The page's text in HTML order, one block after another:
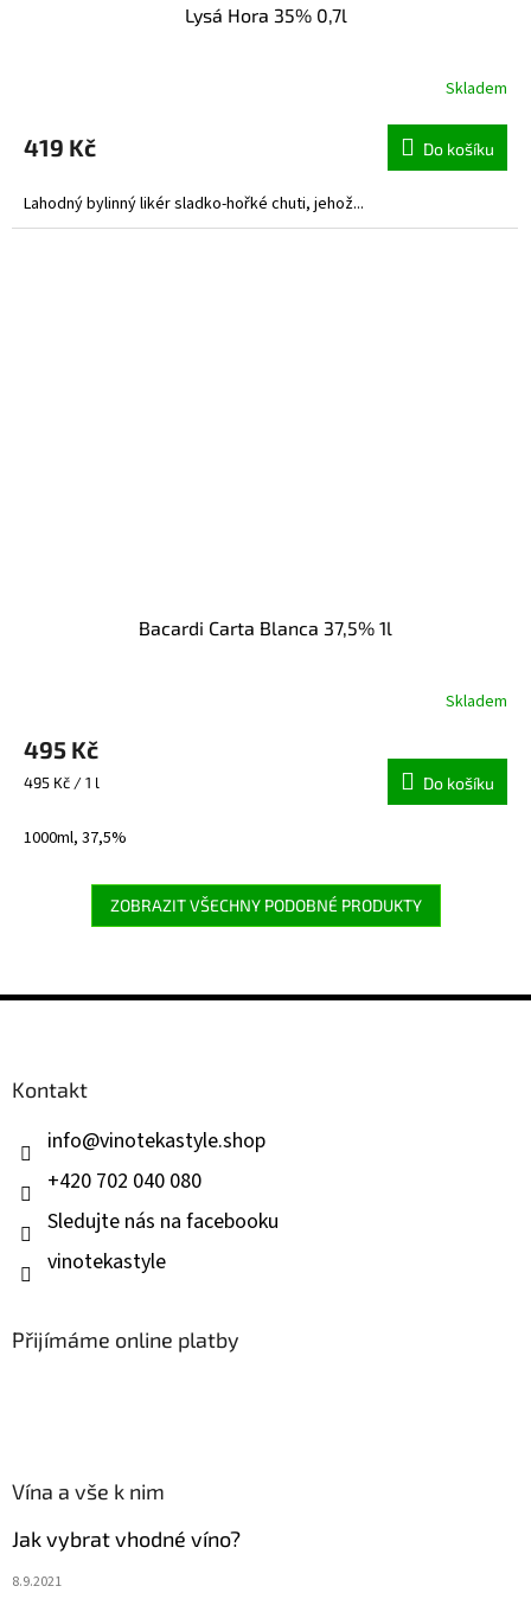
Lysá Hora 35% 0,7l
Skladem
419 Kč Do košíku
Lahodný bylinný likér sladko-hořké chuti, jehož...
Bacardi Carta Blanca 37,5% 1l
Skladem
495 Kč
Měrná
495 Kč / 1 l Do košíku
1000ml, 37,5%
ZOBRAZIT VŠECHNY PODOBNÉ PRODUKTY
Z
Kontakt
info@vinotekastyle.shop
+420 702 040 080
Sledujte nás na facebooku
vinotekastyle
Přijímáme online platby
Vína a vše k nim
Jak vybrat vhodné víno?
8.9.2021